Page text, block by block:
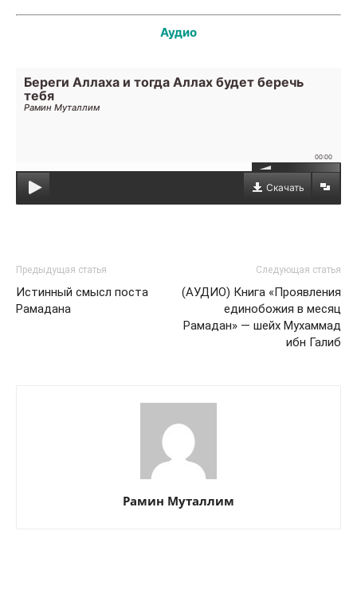
Аудио
Береги Аллаха и тогда Аллах будет беречь
тебя
Рамин Муталлим
00:00
Скачать
Предыдущая статья
Истинный смысл поста
Рамадана
Следующая статья
(АУДИО) Книга «Проявления
единобожия в месяц
Рамадан» — шейх Мухаммад
ибн Галиб
Рамин Муталлим